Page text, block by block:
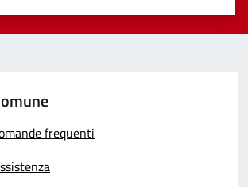
Valuta 5 stelle su 5
4 stelle su 5
stelle su 5
su 5
5
frequenti